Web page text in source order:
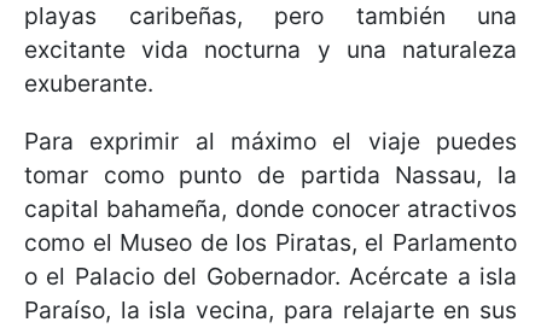
playas caribeñas, pero también una
excitante vida nocturna y una naturaleza
exuberante.
Para exprimir al máximo el viaje puedes
tomar como punto de partida Nassau, la
capital bahameña, donde conocer atractivos
como el Museo de los Piratas, el Parlamento
o el Palacio del Gobernador. Acércate a isla
Paraíso, la isla vecina, para relajarte en sus